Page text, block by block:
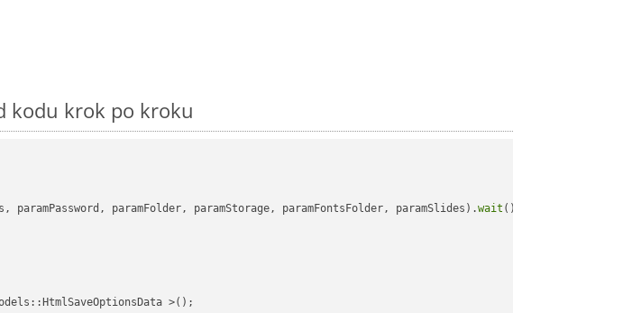
kodu krok po kroku
paramPassword, paramFolder, paramStorage, paramFontsFolder, paramSlides).wait ();
>();